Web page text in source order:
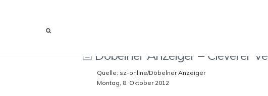
Döbelner Anzeiger – Cleverer
Quelle: sz-online/Döbelner Anzeiger
Montag, 8. Oktober 2012